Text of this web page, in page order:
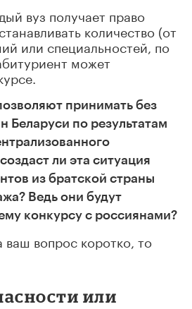
вуз получает право
количество (от
или специальностей, по
может
принимать без
Беларуси по результатам
ли эта ситуация
из братской страны
Ведь они будут
конкурсу с россиянами?
ваш вопрос коротко, то
или